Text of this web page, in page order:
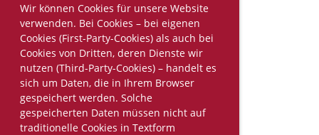
Wir können Cookies für unsere Website
verwenden. Bei Cookies – bei eigenen
Cookies (First-Party-Cookies) als auch bei
Cookies von Dritten, deren Dienste wir
nutzen (Third-Party-Cookies) – handelt es
sich um Daten, die in Ihrem Browser
gespeichert werden. Solche
gespeicherten Daten müssen nicht auf
traditionelle Cookies in Textform